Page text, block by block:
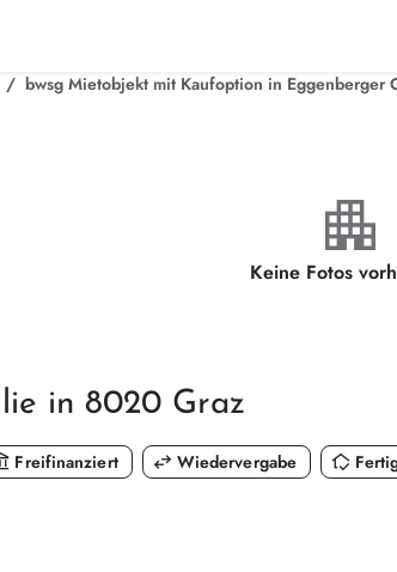
bwsg Mietobjekt mit Kaufoption in Eggenberger
apartment
Keine Fotos
in 8020 Graz
Freifinanziert swap_horiz Wiedervergabe in_home_mode